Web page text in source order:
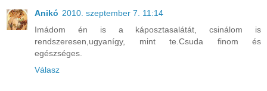
Anikó 2010. szeptember 7. 11:14
Imádom én is a káposztasalátát, csinálom is
rendszeresen,ugyanígy, mint te.Csuda finom és
egészséges.
Válasz